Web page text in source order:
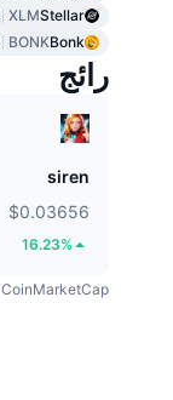
Stellar
XLM
Bonk
BONK
رائج
siren
$0.03656
16.23%
CoinMarketCap